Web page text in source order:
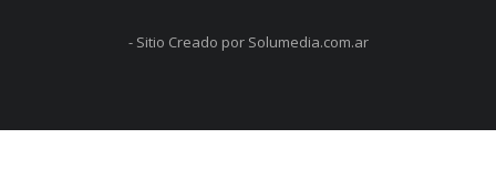
- Sitio Creado por Solumedia.com.ar